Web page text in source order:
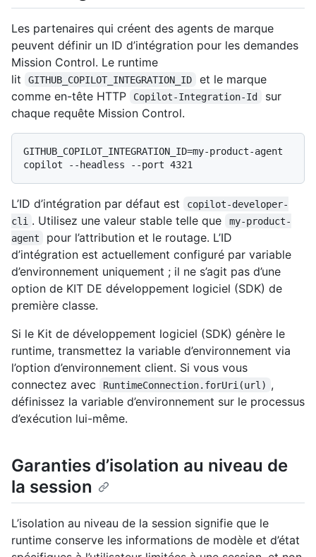
Les partenaires qui créent des agents de marque
peuvent définir un ID d’intégration pour les demandes
Mission Control. Le runtime
lit
GITHUB_COPILOT_INTEGRATION_ID
et le marque
comme en-tête HTTP
Copilot-Integration-Id
sur
chaque requête Mission Control.
GITHUB_COPILOT_INTEGRATION_ID=my-product-agent
L’ID d’intégration par défaut est
copilot-developer-
cli . Utilisez une valeur stable telle que
my-product-
agent
pour l’attribution et le routage. L’ID
d’intégration est actuellement configuré par variable
d’environnement uniquement ; il ne s’agit pas d’une
option de KIT DE développement logiciel (SDK) de
première classe.
Si le Kit de développement logiciel (SDK) génère le
runtime, transmettez la variable d’environnement via
l’option d’environnement client. Si vous vous
connectez avec
RuntimeConnection.forUri(url) ,
définissez la variable d’environnement sur le processus
d’exécution lui-même.
Garanties d’isolation au niveau de
la session
L’isolation au niveau de la session signifie que le
runtime conserve les informations de modèle et d’état